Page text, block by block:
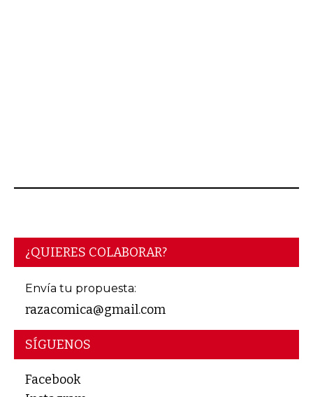
¿QUIERES COLABORAR?
Envía tu propuesta:
razacomica@gmail.com
SÍGUENOS
Facebook